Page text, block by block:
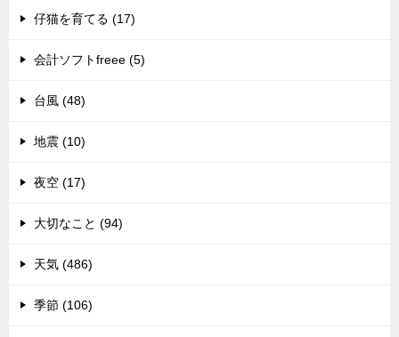
仔猫を育てる (17)
会計ソフトfreee (5)
台風 (48)
地震 (10)
夜空 (17)
大切なこと (94)
天気 (486)
季節 (106)